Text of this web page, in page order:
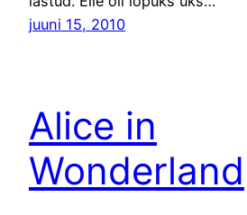
juuni 15, 2010
Alice in
Wonderland